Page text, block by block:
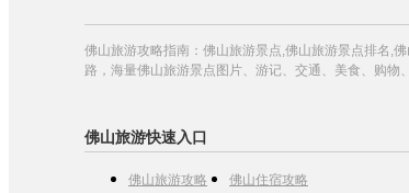
佛山旅游攻略指南：佛山旅游景点,佛山旅游景点排名,
路，海量佛山旅游景点图片、游记、交通、美食、购物
佛山旅游快速入口
佛山旅游攻略 佛山住宿攻略